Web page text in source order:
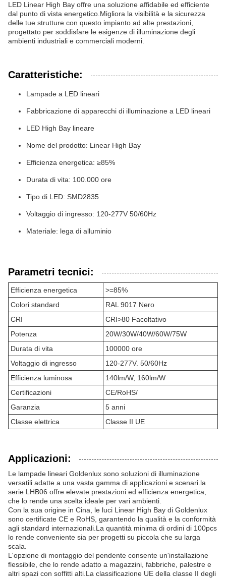
LED Linear High Bay offre una soluzione affidabile ed efficiente
dal punto di vista energetico.Migliora la visibilità e la sicurezza
delle tue strutture con questo impianto ad alte prestazioni,
progettato per soddisfare le esigenze di illuminazione degli
ambienti industriali e commerciali moderni.
Caratteristiche:
Lampade a LED lineari
Fabbricazione di apparecchi di illuminazione a LED lineari
LED High Bay lineare
Nome del prodotto: Linear High Bay
Efficienza energetica: ≥85%
Durata di vita: 100.000 ore
Tipo di LED: SMD2835
Voltaggio di ingresso: 120-277V 50/60Hz
Materiale: lega di alluminio
Parametri tecnici:
Efficienza energetica
>=85%
Colori standard
RAL 9017 Nero
CRI
CRI>80 Facoltativo
Potenza
20W/30W/40W/60W/75W
Durata di vita
100000 ore
Voltaggio di ingresso
120-277V. 50/60Hz
Efficienza luminosa
140lm/W, 160lm/W
Certificazioni
CE/RoHS/
Garanzia
5 anni
Classe elettrica
Classe II UE
Applicazioni:
Le lampade lineari Goldenlux sono soluzioni di illuminazione
versatili adatte a una vasta gamma di applicazioni e scenari.la
serie LHB06 offre elevate prestazioni ed efficienza energetica,
che lo rende una scelta ideale per vari ambienti.
Con la sua origine in Cina, le luci Linear High Bay di Goldenlux
sono certificate CE e RoHS, garantendo la qualità e la conformità
agli standard internazionali.La quantità minima di ordini di 100pcs
lo rende conveniente sia per progetti su piccola che su larga
scala.
L'opzione di montaggio del pendente consente un'installazione
flessibile, che lo rende adatto a magazzini, fabbriche, palestre e
altri spazi con soffitti alti.La classificazione UE della classe II degli